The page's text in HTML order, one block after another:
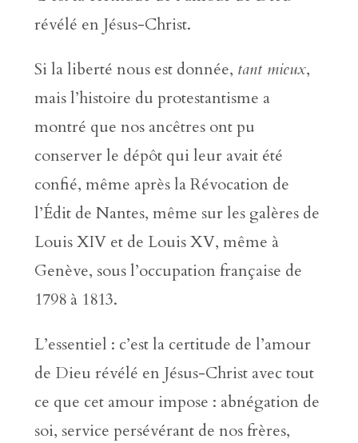
révélé en Jésus-Christ.
Si la liberté nous est donnée, tant mieux,
mais l’histoire du protestantisme a
montré que nos ancêtres ont pu
conserver le dépôt qui leur avait été
confié, même après la Révocation de
l’Édit de Nantes, même sur les galères de
Louis XIV et de Louis XV, même à
Genève, sous l’occupation française de
1798 à 1813.
L’essentiel : c’est la certitude de l’amour
de Dieu révélé en Jésus-Christ avec tout
ce que cet amour impose : abnégation de
soi, service persévérant de nos frères,